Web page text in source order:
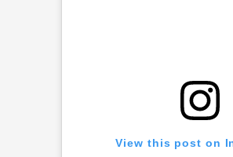
View this post on